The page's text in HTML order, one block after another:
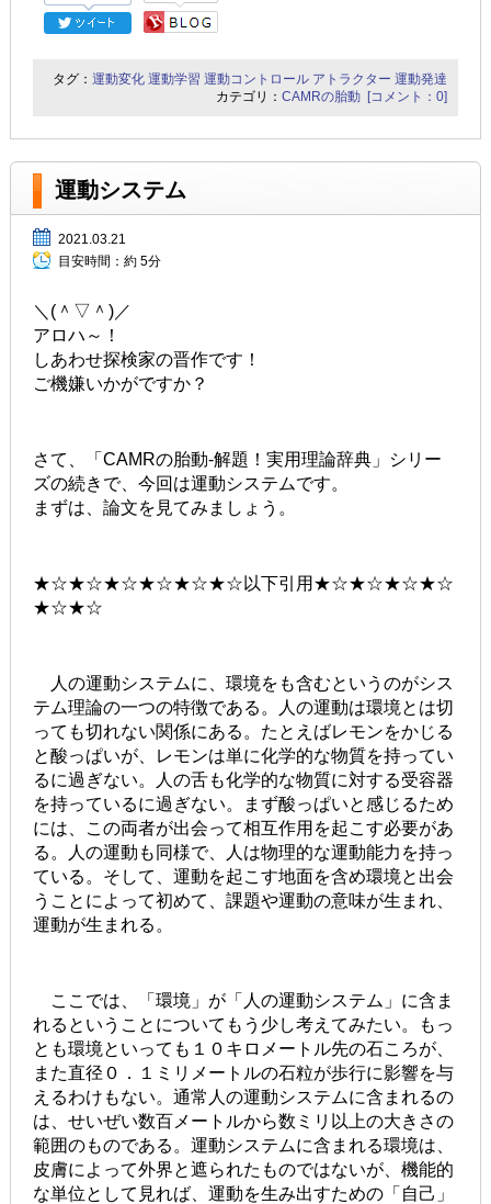
タグ：運動変化 運動学習 運動コントロール アトラクター 運動発達
カテゴリ：CAMRの胎動 [コメント：0]
運動システム
2021.03.21
目安時間： 約 5分
＼(＾▽＾)／
アロハ～！
しあわせ探検家の晋作です！
ご機嫌いかがですか？
さて、「CAMRの胎動-解題！実用理論辞典」シリー
ズの続きで、今回は運動システムです。
まずは、論文を見てみましょう。
★☆★☆★☆★☆★☆★☆以下引用★☆★☆★☆★☆
★☆★☆
人の運動システムに、環境をも含むというのがシス
テム理論の一つの特徴である。人の運動は環境とは切
っても切れない関係にある。たとえばレモンをかじる
と酸っぱいが、レモンは単に化学的な物質を持ってい
るに過ぎない。人の舌も化学的な物質に対する受容器
を持っているに過ぎない。まず酸っぱいと感じるため
には、この両者が出会って相互作用を起こす必要があ
る。人の運動も同様で、人は物理的な運動能力を持っ
ている。そして、運動を起こす地面を含め環境と出会
うことによって初めて、課題や運動の意味が生まれ、
運動が生まれる。
ここでは、「環境」が「人の運動システム」に含ま
れるということについてもう少し考えてみたい。もっ
とも環境といっても１０キロメートル先の石ころが、
また直径０．１ミリメートルの石粒が歩行に影響を与
えるわけもない。通常人の運動システムに含まれるの
は、せいぜい数百メートルから数ミリ以上の大きさの
範囲のものである。運動システムに含まれる環境は、
皮膚によって外界と遮られたものではないが、機能的
な単位として見れば、運動を生み出すための「自己」